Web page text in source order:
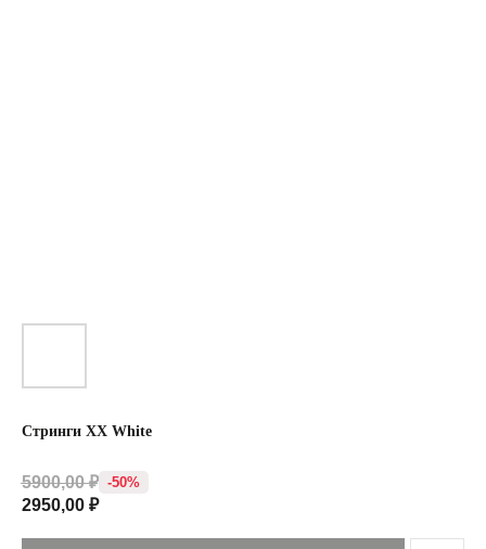
Стринги XX White
5900,00 ₽ -50%
2950,00 ₽